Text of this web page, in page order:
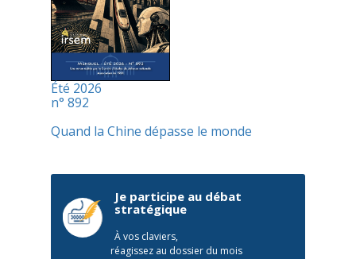
Été 2026
n° 892
Quand la Chine dépasse le monde
Je participe au débat
stratégique
À vos claviers,
réagissez au dossier du mois